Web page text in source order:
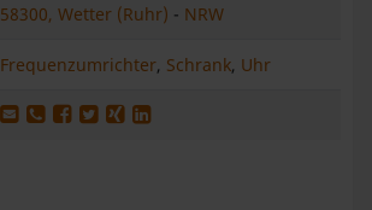
58300, Wetter (Ruhr) - NRW
Frequenzumrichter, Schrank, Uhr
Produkt per E-Mail weiterleiten
Produkt per WhatsApp weiterleiten
Produkt auf Facebook teilen
Produkt auf X teilen
Produkt auf XING teilen
Produkt auf LinkedIn teilen